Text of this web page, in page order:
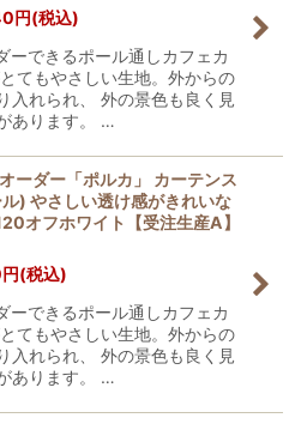
円(税込)
ーできるポール通しカフェカ
てもやさしい生地。外からの
入れられ、 外の景色も良く見
あります。 …
ーダー「ポルカ」 カーテンス
) やさしい透け感がきれいな
オフホワイト【受注生産A】
円(税込)
ーできるポール通しカフェカ
てもやさしい生地。外からの
入れられ、 外の景色も良く見
あります。 …